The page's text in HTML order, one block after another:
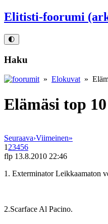
Elitisti-foorumi
🌓
Haku
» Elokuvat »
Elämäsi top
Seuraava›Viimeinen»
1 23456
flp 13.8.2010 22:46
1. Exterminator Leikkaamaton
2.Scarface Al Pacino.